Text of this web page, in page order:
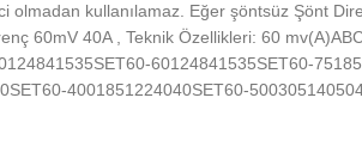
kullanılamaz. Eğer şöntsüz Şönt
60mV 40A , Teknik Özellikleri: 60
60124841535SET60-
4001851224040SET60-